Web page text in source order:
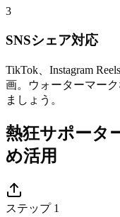
3
SNSシェア対応
TikTok、Instagram
画。ウォーターマー
ましょう。
熱狂サポータ
め活用
ステップ 1